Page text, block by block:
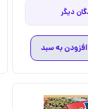
افزودن به سبد